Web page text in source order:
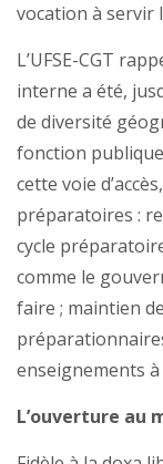
vocation à servir
L’UFSE-CGT
interne a été,
de diversité
fonction
cette voie
préparatoires :
cycle
comme le
faire ; maintien
enseignements à
L’ouverture au